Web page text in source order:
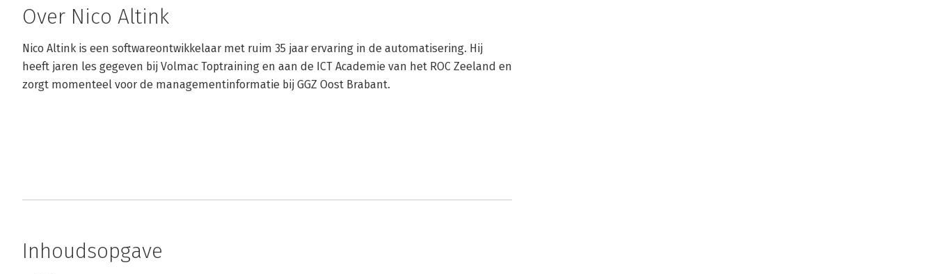
Over Nico Altink
Nico Altink is een softwareontwikkelaar met ruim 35 jaar ervaring in de automatisering. Hij
heeft jaren les gegeven bij Volmac Toptraining en aan de ICT Academie van het ROC Zeeland en
zorgt momenteel voor de managementinformatie bij GGZ Oost Brabant.
Inhoudsopgave